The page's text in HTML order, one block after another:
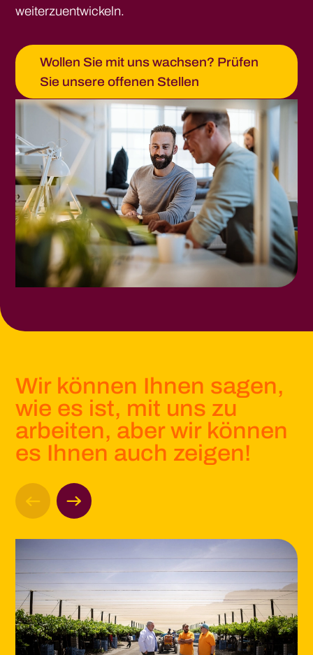
weiterzuentwickeln.
Wollen Sie mit uns wachsen? Prüfen
Sie unsere offenen Stellen
Wir können Ihnen sagen,
wie es ist, mit uns zu
arbeiten, aber wir können
es Ihnen auch zeigen!